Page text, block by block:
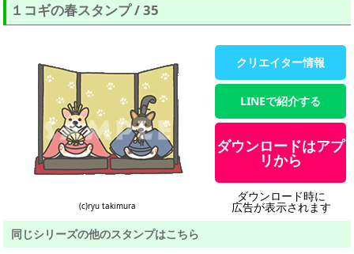
１コギの春スタンプ / 35
(c)ryu takimura
クリエイター情報
LINEで紹介する
ダウンロードはアプ
リから
ダウンロード時に
広告が表示されます
同じシリーズの他のスタンプはこちら